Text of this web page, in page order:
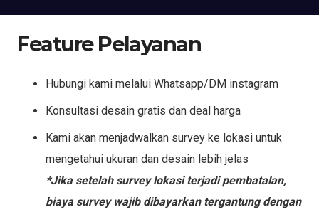
Feature Pelayanan
Hubungi kami melalui Whatsapp/DM instagram
Konsultasi desain gratis dan deal harga
Kami akan menjadwalkan survey ke lokasi untuk
mengetahui ukuran dan desain lebih jelas
*Jika setelah survey lokasi terjadi pembatalan,
biaya survey wajib dibayarkan tergantung dengan